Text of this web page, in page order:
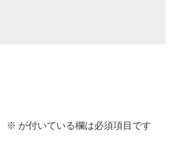
※ が付いている欄は必須項目です